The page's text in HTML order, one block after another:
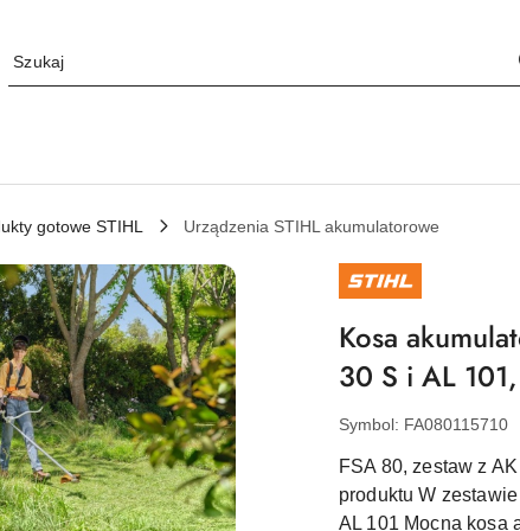
gotowe STIHL Urządzenia STIHL akumulatorowe
NAZWA
PRODUCENTA:
STIHL
Kosa
30 S i AL
Symbol: FA080115710
FSA 80, zestaw z
produktu W
AL 101 Mocna kosa